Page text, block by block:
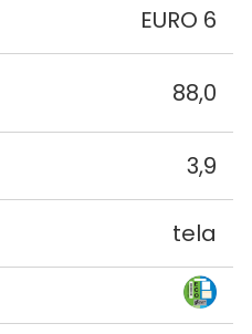
EURO 6
88,0
3,9
tela